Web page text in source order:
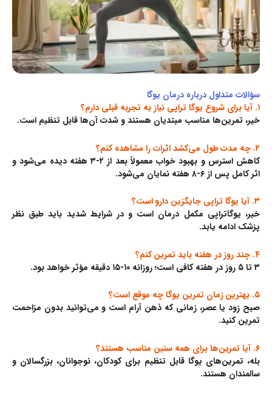
سؤالات متداول درباره درمان یوگا
۱. آیا برای شروع یوگا تراپی نیاز به تجربه قبلی دارم؟
خیر، تمرین‌ها مناسب مبتدیان هستند و شدت آن‌ها قابل تنظیم است.
۲. چه مدت طول می‌کشد اثرات را مشاهده کنم؟
کاهش استرس و بهبود خواب معمولاً بعد از ۲-۳ هفته دیده می‌شود و
اثر کامل پس از ۶-۸ هفته نمایان می‌شود.
۳. آیا یوگا تراپی جایگزین دارو است؟
خیر، یوگاتراپی مکمل درمان است و در شرایط شدید باید طبق نظر
پزشک ادامه یابد.
۴. چند روز در هفته باید تمرین کنم؟
۳ تا ۵ روز در هفته کافی است؛ روزانه ۱۰-۱۵ دقیقه مؤثر خواهد بود.
۵. بهترین زمان تمرین یوگا چه موقع است؟
صبح زود یا عصر، زمانی که ذهن آرام است و می‌توانید بدون مزاحمت
تمرین کنید.
۶. آیا تمرین‌ها برای همه سنین مناسب هستند؟
بله، تمرین‌های یوگا قابل تنظیم برای کودکان، نوجوانان، بزرگسالان و
سالمندان هستند.